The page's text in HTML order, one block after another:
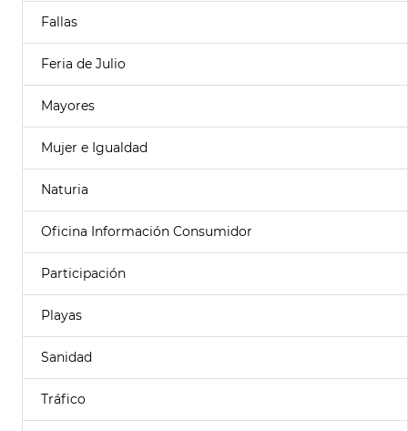
Fallas
Feria de Julio
Mayores
Mujer e Igualdad
Naturia
Oficina Información Consumidor
Participación
Playas
Sanidad
Tráfico